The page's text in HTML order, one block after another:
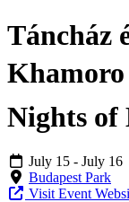
Táncház
Nights of
July 15 - July 16
Budapest Park
Visit Event